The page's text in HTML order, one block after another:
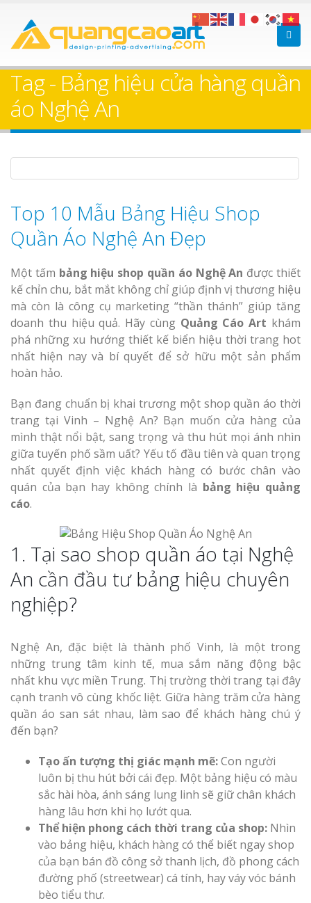
Tag - Bảng hiệu cửa hàng quần
áo Nghệ An
Top 10 Mẫu Bảng Hiệu Shop
Quần Áo Nghệ An Đẹp
Một tấm bảng hiệu shop quần áo Nghệ An được thiết
kế chỉn chu, bắt mắt không chỉ giúp định vị thương hiệu
mà còn là công cụ marketing “thần thánh” giúp tăng
doanh thu hiệu quả. Hãy cùng Quảng Cáo Art khám
phá những xu hướng thiết kế biển hiệu thời trang hot
nhất hiện nay và bí quyết để sở hữu một sản phẩm
hoàn hảo.
Bạn đang chuẩn bị khai trương một shop quần áo thời
trang tại Vinh – Nghệ An? Bạn muốn cửa hàng của
mình thật nổi bật, sang trọng và thu hút mọi ánh nhìn
giữa tuyến phố sầm uất? Yếu tố đầu tiên và quan trọng
nhất quyết định việc khách hàng có bước chân vào
quán của bạn hay không chính là bảng hiệu quảng
cáo.
1. Tại sao shop quần áo tại Nghệ
An cần đầu tư bảng hiệu chuyên
nghiệp?
Nghệ An, đặc biệt là thành phố Vinh, là một trong
những trung tâm kinh tế, mua sắm năng động bậc
nhất khu vực miền Trung. Thị trường thời trang tại đây
cạnh tranh vô cùng khốc liệt. Giữa hàng trăm cửa hàng
quần áo san sát nhau, làm sao để khách hàng chú ý
đến bạn?
Tạo ấn tượng thị giác mạnh mẽ:Con người
luôn bị thu hút bởi cái đẹp. Một bảng hiệu có màu
sắc hài hòa, ánh sáng lung linh sẽ giữ chân khách
hàng lâu hơn khi họ lướt qua.
Thể hiện phong cách thời trang của shop: Nhìn
vào bảng hiệu, khách hàng có thể biết ngay shop
của bạn bán đồ công sở thanh lịch, đồ phong cách
đường phố (streetwear) cá tính, hay váy vóc bánh
bèo tiểu thư.
Làm bảng hiệu gỗ tại
theo yêu cầu
Làm bảng hiệu gỗ tại
Biên Hòa
Làm bảng hiệu gỗ tại
Nghệ An
Làm Biển
Làm bảng
Dương
Thi công
cáo Thuận
Dương
Làm biển
tóc Thuận An
Thi công
cáo Vinh
Làm biển
Nghệ An giá
Thi Công
Nghệ An Nâng Tầm
Làm Biển
Rẻ Tại Vinh Giải Pháp
Quả
Làm Hộp
Cáo Tại Vinh Giá Rẻ
Biển Led